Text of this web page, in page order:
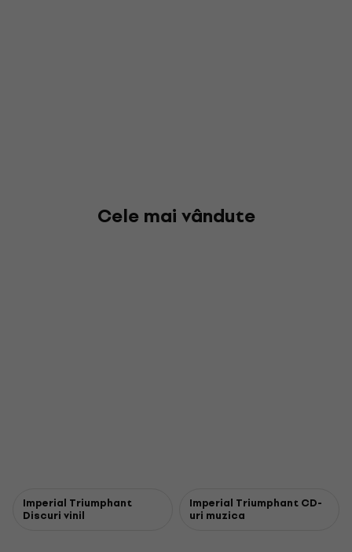
Cele mai vândute
Imperial Triumphant
Discuri vinil
Imperial Triumphant CD-
uri muzica